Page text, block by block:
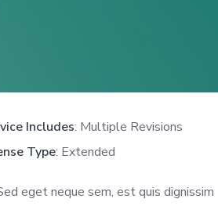
Includes: Multiple Revisions
Type: Extended
eget neque sem, est quis dignissim